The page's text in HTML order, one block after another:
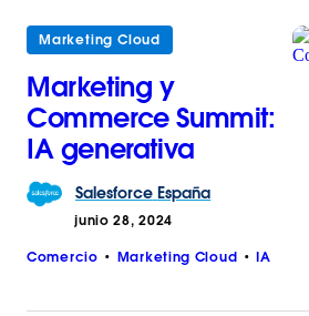
Marketing Cloud
Marketing y
Commerce Summit:
IA generativa
Salesforce España
junio 28, 2024
Comercio Marketing Cloud IA